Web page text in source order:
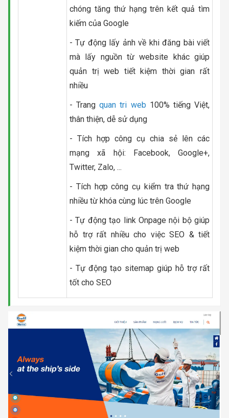
chóng tăng thứ hạng trên kết quả tìm
kiếm của Google
- Tự động lấy ảnh về khi đăng bài viết
mà lấy nguồn từ website khác giúp
quản trị web tiết kiệm thời gian rất
nhiều
- Trangquan tri web 100% tiếng Việt,
thân thiện, dễ sử dụng
- Tích hợp công cụ chia sẻ lên các
mạng xã hội: Facebook, Google+,
Twitter, Zalo, ...
- Tích hợp công cụ kiểm tra thứ hạng
nhiều từ khóa cùng lúc trên Google
- Tự động tạo link Onpage nội bộ giúp
hỗ trợ rất nhiều cho việc SEO & tiết
kiệm thời gian cho quản trị web
- Tự động tạo sitemap giúp hỗ trợ rất
tốt cho SEO